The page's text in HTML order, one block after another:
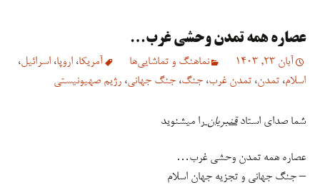
عصاره همه تمدن وحشی غرب…
آبان 23, 1403 نماهنگ و تماشایی‌ها آمریکا، اروپا، اسرائیل،
اسلام، تمدن، تمدن غرب، جنگ، جنگ جهانی، رژیم صهیونیستی
شما صدای استادقنبریان را میشنوید
عصاره همه تمدن وحشی غرب…
– جنگ جهانی و تجزیه جهان اسلام